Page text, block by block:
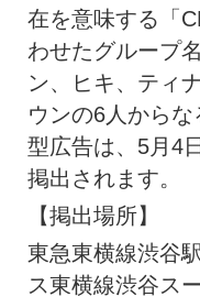
在を意味する「
わせたグループ
ン、ヒキ、ティ
ウンの6人から
型広告は、5月4
掲出されます。
【掲出場所】
東急東横線渋谷
ス東横線渋谷ス